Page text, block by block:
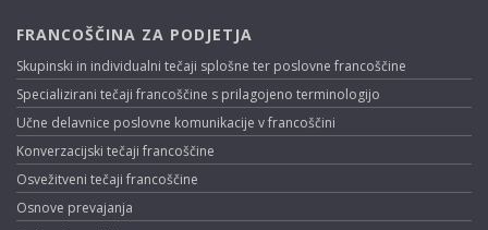
FRANCOŠČINA ZA PODJETJA
Skupinski in individualni tečaji splošne ter poslovne francoščine
Specializirani tečaji francoščine s prilagojeno terminologijo
Učne delavnice poslovne komunikacije v francoščini
Konverzacijski tečaji francoščine
Osvežitveni tečaji francoščine
Osnove prevajanja